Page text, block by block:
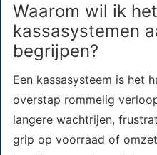
Waarom wil ik
kassasystemen
begrijpen?
Een kassasysteem is het
overstap rommelig
langere wachtrijen,
grip op voorraad of